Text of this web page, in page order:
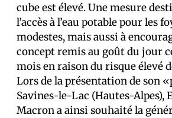
cube est élevé. Une mesure
l’accès à l’eau potable pour les
modestes, mais aussi à
concept remis au goût du jour
mois en raison du risque élevé
Lors de la présentation de son
Savines-le-Lac (Hautes-Alpes),
Macron a ainsi souhaité la